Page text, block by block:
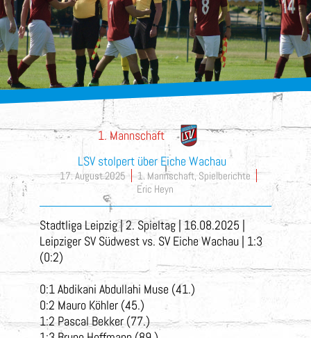
1. Mannschaft
LSV stolpert über Eiche Wachau
17. August 2025 1. Mannschaft, Spielberichte
Eric Heyn
Stadtliga Leipzig | 2. Spieltag | 16.08.2025 |
Leipziger SV Südwest vs. SV Eiche Wachau | 1:3
(0:2)
0:1 Abdikani Abdullahi Muse (41.)
0:2 Mauro Köhler (45.)
1:2 Pascal Bekker (77.)